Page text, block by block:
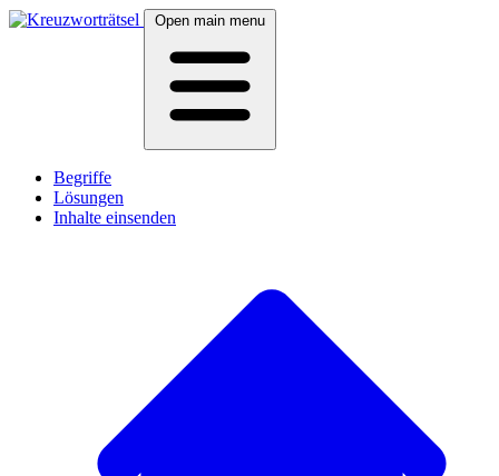
Open main menu
Begriffe
Lösungen
Inhalte einsenden